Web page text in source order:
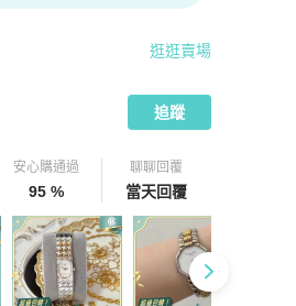
逛逛賣場
追蹤
安心購通過
95 %
聊聊回覆
當天回覆